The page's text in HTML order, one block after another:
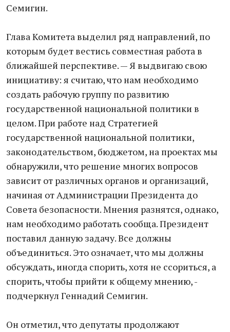
Семигин.
Глава Комитета выделил ряд направлений, по
которым будет вестись совместная работа в
ближайшей перспективе. — Я выдвигаю свою
инициативу: я считаю, что нам необходимо
создать рабочую группу по развитию
государственной национальной политики в
целом. При работе над Стратегией
государственной национальной политики,
законодательством, бюджетом, на проектах мы
обнаружили, что решение многих вопросов
зависит от различных органов и организаций,
начиная от Администрации Президента до
Совета безопасности. Мнения разнятся, однако,
нам необходимо работать сообща. Президент
поставил данную задачу. Все должны
объединиться. Это означает, что мы должны
обсуждать, иногда спорить, хотя не ссориться, а
спорить, чтобы прийти к общему мнению, -
подчеркнул Геннадий Семигин.
Он отметил, что депутаты продолжают